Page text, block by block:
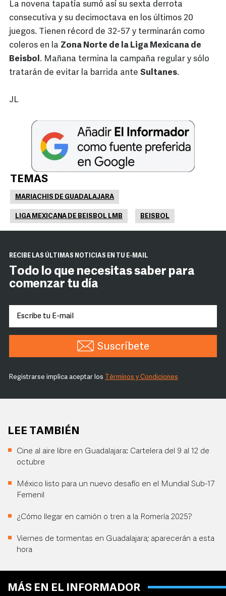
La novena tapatía sumó así su sexta derrota
consecutiva y su decimoctava en los últimos 20
juegos. Tienen récord de 32-57 y terminarán como
coleros en la Zona Norte de la Liga Mexicana de
Beisbol. Mañana termina la campaña regular y sólo
tratarán de evitar la barrida ante Sultanes.
JL
TEMAS
MARIACHIS DE GUADALAJARA
LIGA MEXICANA DE BEISBOL LMB BEISBOL
RECIBE LAS ÚLTIMAS NOTICIAS EN TU E-MAIL
Todo lo que necesitas saber para
comenzar tu día
Suscríbete
Registrarse implica aceptar los Términos y Condiciones
LEE TAMBIÉN
Cine al aire libre en Guadalajara: Cartelera del 9 al 12 de
octubre
México listo para un nuevo desafío en el Mundial Sub-17
Femenil
¿Cómo llegar en camión o tren a la Romería 2025?
Viernes de tormentas en Guadalajara; aparecerán a esta
hora
MÁS EN EL INFORMADOR